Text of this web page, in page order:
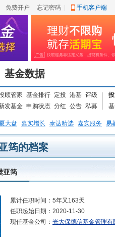
免费开户 忘记密码 手机客户端
基金数据
顾管家 基金排行 定投 港基 评级
发基金 申购状态 分红 公告 私募
大盘 嘉实增长 泰达精选 嘉实服务 易
筠的档案
亚筠
累计任职时间： 5年又163天
任职起始日期： 2020-11-30
现任基金公司： 光大保德信基金管理有